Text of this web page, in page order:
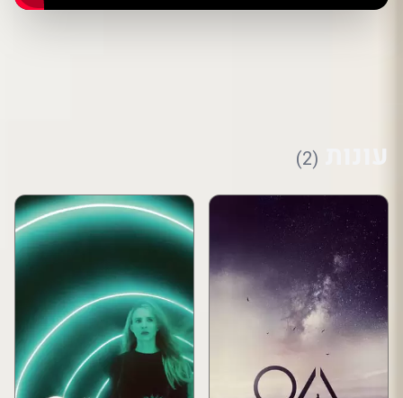
עונות (2)